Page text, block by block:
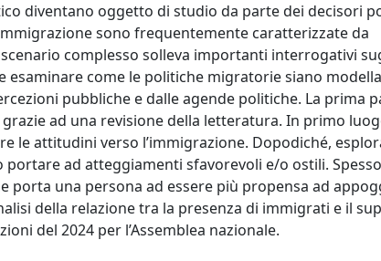
diventano oggetto di studio da parte dei decisori
sono frequentemente caratterizzate da
complesso solleva importanti interrogativi
come le politiche migratorie siano
pubbliche e dalle agende politiche. La prima
ad una revisione della letteratura. In primo
le attitudini verso l’immigrazione. Dopodiché,
ad atteggiamenti sfavorevoli e/o ostili.
porta una persona ad essere più propensa ad
della relazione tra la presenza di immigrati e il
del 2024 per l’Assemblea nazionale.